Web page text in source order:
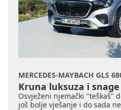
MERCEDES-MAYBACH GLS
Kruna luksuza i snage
Osvježeni njemački "teškaš"
još bolje vješanje i do sada